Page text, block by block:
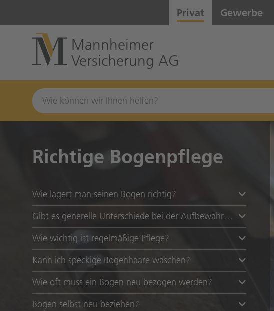
Privat Gewerbe
Mannheimer
Versicherung AG
Richtige Bogenpflege
Wie lagert man seinen Bogen richtig?
Gibt es generelle Unterschiede bei der Aufbewahrung und Pflege von historischen oder neugebauten Bögen?
Wie wichtig ist regelmäßige Pflege?
Kann ich speckige Bogenhaare waschen?
Wie oft muss ein Bogen neu bezogen werden?
Bogen selbst neu beziehen?